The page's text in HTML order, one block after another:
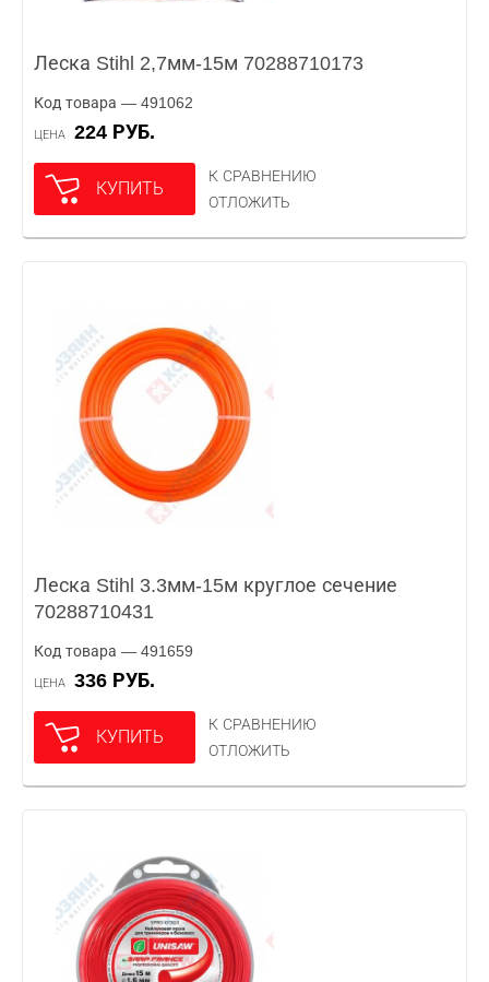
Леска Stihl 2,7мм-15м 70288710173
Код товара — 491062
ЦЕНА 224 РУБ.
КУПИТЬ
К СРАВНЕНИЮ
ОТЛОЖИТЬ
Леска Stihl 3.3мм-15м круглое сечение
70288710431
Код товара — 491659
ЦЕНА 336 РУБ.
КУПИТЬ
К СРАВНЕНИЮ
ОТЛОЖИТЬ